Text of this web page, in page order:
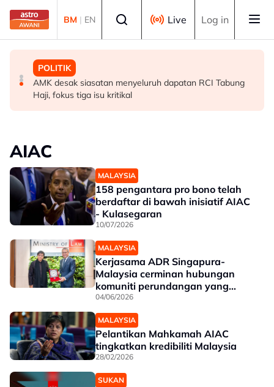
Skip to main content
BM | EN Live Log in
POLITIK
[TERKINI] Buat masa ini, Bersatu masih anggota PN -
Ahmad Samsuri
MALAYSIA
RCI Tabung Haji: YADIM sokong titah Agong, mahu
dapatan disusuli tindakan tegas
POLITIK
AMK desak siasatan menyeluruh dapatan RCI Tabung
Haji, fokus tiga isu kritikal
AIAC
MALAYSIA
158 pengantara pro bono telah
berdaftar di bawah inisiatif AIAC
- Kulasegaran
10/07/2026
MALAYSIA
Kerjasama ADR Singapura-
Malaysia cerminan hubungan
komuniti perundangan yang
kukuh - Menteri
04/06/2026
MALAYSIA
Pelantikan Mahkamah AIAC
tingkatkan kredibiliti Malaysia
28/02/2026
SUKAN